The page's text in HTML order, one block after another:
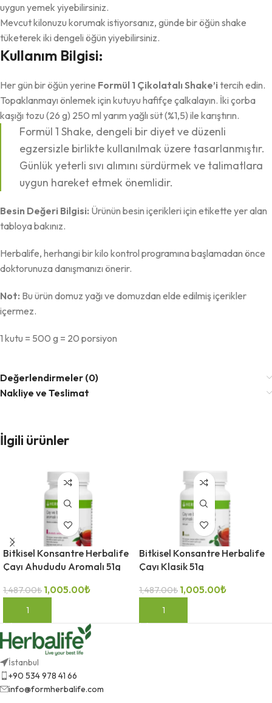
uygun yemek yiyebilirsiniz.
Mevcut kilonuzu korumak istiyorsanız, günde bir öğün shake
tüketerek iki dengeli öğün yiyebilirsiniz.
Kullanım Bilgisi:
Her gün bir öğün yerine Formül 1 Çikolatalı Shake’i tercih edin.
Topaklanmayı önlemek için kutuyu hafifçe çalkalayın. İki çorba
kaşığı tozu (26 g) 250 ml yarım yağlı süt (%1,5) ile karıştırın.
Formül 1 Shake, dengeli bir diyet ve düzenli
egzersizle birlikte kullanılmak üzere tasarlanmıştır.
Günlük yeterli sıvı alımını sürdürmek ve talimatlara
uygun hareket etmek önemlidir.
Besin Değeri Bilgisi: Ürünün besin içerikleri için etikette yer alan
tabloya bakınız.
Herbalife, herhangi bir kilo kontrol programına başlamadan önce
doktorunuza danışmanızı önerir.
Not: Bu ürün domuz yağı ve domuzdan elde edilmiş içerikler
içermez.
1 kutu = 500 g = 20 porsiyon
Değerlendirmeler (0)
Nakliye ve Teslimat
İlgili ürünler
Bitkisel Konsantre Herbalife
Çayı Ahududu Aromalı 51g
1,487.00₺ 1,005.00₺
SEPETE EKLE
Bitkisel Konsantre Herbalife
Çayı Klasik 51g
1,487.00₺ 1,005.00₺
SEPETE EKLE
İstanbul
+90 534 978 41 66
info@formherbalife.com